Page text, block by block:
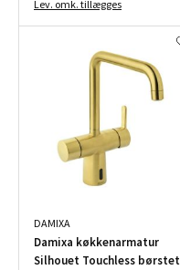
Lev. omk. tillægges
DAMIXA
Damixa køkkenarmatur
Silhouet Touchless børstet